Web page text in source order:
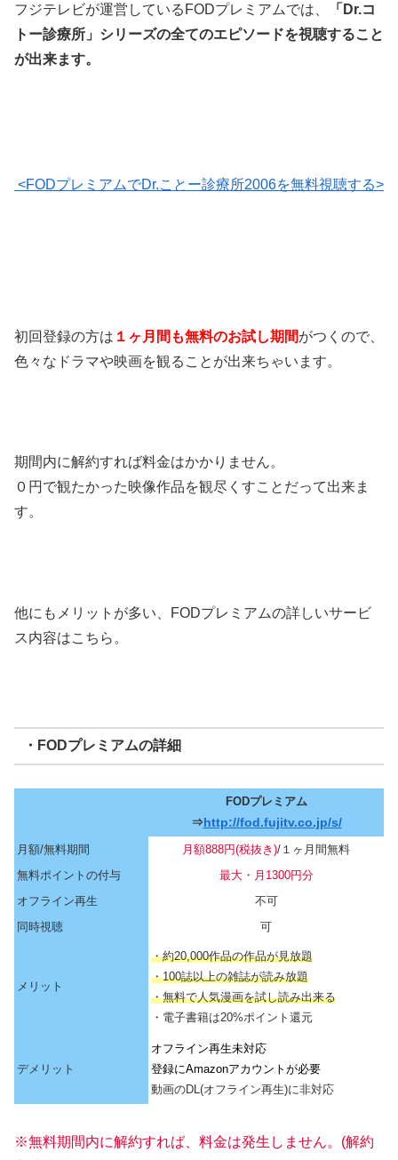
フジテレビが運営しているFODプレミアムでは、
「Dr.コ
トー診療所」シリーズの全てのエピソードを視聴すること
が出来ます。
<FODプレミアムでDr.ことー診療所2006を無料視聴する>
初回登録の方は １ヶ月間も無料のお試し期間がつくので、
色々なドラマや映画を観ることが出来ちゃいます。
期間内に解約すれば料金はかかりません。
０円で観たかった映像作品を観尽くすことだって出来ま
す。
他にもメリットが多い、FODプレミアムの詳しいサービ
ス内容はこちら。
・FODプレミアムの詳細
FODプレミアム
⇒http://fod.fujitv.co.jp/s/
月額/無料期間 月額888円(税抜き)/１ヶ月間無料
無料ポイントの付与
最大・月1300円分
オフライン再生
不可
同時視聴
可
メリット
・約20,000作品の作品が見放題
・100誌以上の雑誌が読み放題
・無料で人気漫画を試し読み出来る
・電子書籍は20%ポイント還元
デメリット
オフライン再生未対応
登録にAmazonアカウントが必要
動画のDL(オフライン再生)に非対応
※無料期間内に解約すれば、料金は発生しません。(解約